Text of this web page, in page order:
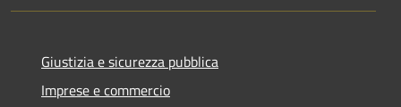
Giustizia e sicurezza pubblica
Imprese e commercio